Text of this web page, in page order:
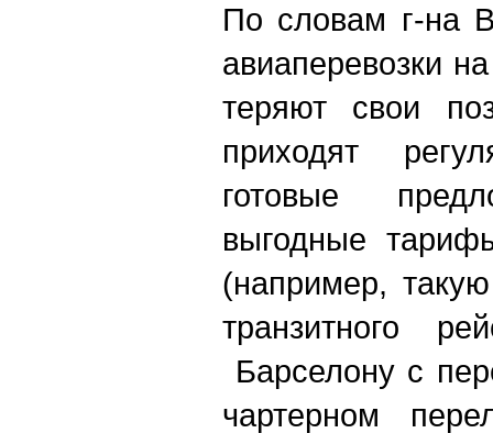
По словам г-на
авиаперевозки
теряют свои
приходят
готовые
выгодные
(например,
транзитного
Барселону с
чартерном